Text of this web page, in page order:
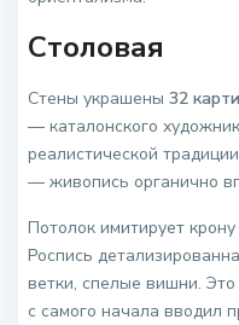
Столовая
Стены украшены32
— каталонского
реалистической
— живопись органично
Потолок имитирует
Роспись
ветки, спелые вишни.
с самого начала вводил